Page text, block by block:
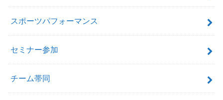
スポーツパフォーマンス
セミナー参加
チーム帯同